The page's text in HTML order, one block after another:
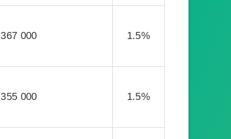
367 000 1.5%
355 000 1.5%